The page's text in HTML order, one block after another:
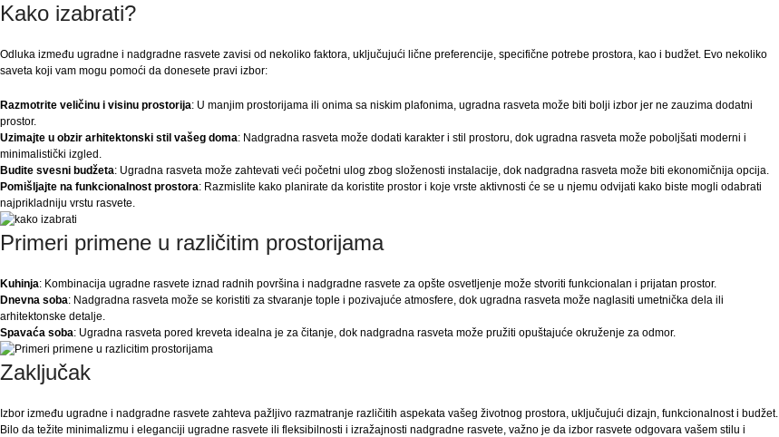
Kako izabrati?
Odluka između ugradne i nadgradne rasvete zavisi od nekoliko faktora, uključujući lične preferencije, specifične potrebe prostora, kao i budžet. Evo nekoliko
saveta koji vam mogu pomoći da donesete pravi izbor:
Razmotrite veličinu i visinu prostorija: U manjim prostorijama ili onima sa niskim plafonima, ugradna rasveta može biti bolji izbor jer ne zauzima dodatni
prostor.
Uzimajte u obzir arhitektonski stil vašeg doma: Nadgradna rasveta može dodati karakter i stil prostoru, dok ugradna rasveta može poboljšati moderni i
minimalistički izgled.
Budite svesni budžeta: Ugradna rasveta može zahtevati veći početni ulog zbog složenosti instalacije, dok nadgradna rasveta može biti ekonomičnija opcija.
Pomišljajte na funkcionalnost prostora: Razmislite kako planirate da koristite prostor i koje vrste aktivnosti će se u njemu odvijati kako biste mogli odabrati
najprikladniju vrstu rasvete.
Primeri primene u različitim prostorijama
Kuhinja: Kombinacija ugradne rasvete iznad radnih površina i nadgradne rasvete za opšte osvetljenje može stvoriti funkcionalan i prijatan prostor.
Dnevna soba: Nadgradna rasveta može se koristiti za stvaranje tople i pozivajuće atmosfere, dok ugradna rasveta može naglasiti umetnička dela ili
arhitektonske detalje.
Spavaća soba: Ugradna rasveta pored kreveta idealna je za čitanje, dok nadgradna rasveta može pružiti opuštajuće okruženje za odmor.
Zaključak
Izbor između ugradne i nadgradne rasvete zahteva pažljivo razmatranje različitih aspekata vašeg životnog prostora, uključujući dizajn, funkcionalnost i budžet.
Bilo da težite minimalizmu i eleganciji ugradne rasvete ili fleksibilnosti i izražajnosti nadgradne rasvete, važno je da izbor rasvete odgovara vašem stilu i